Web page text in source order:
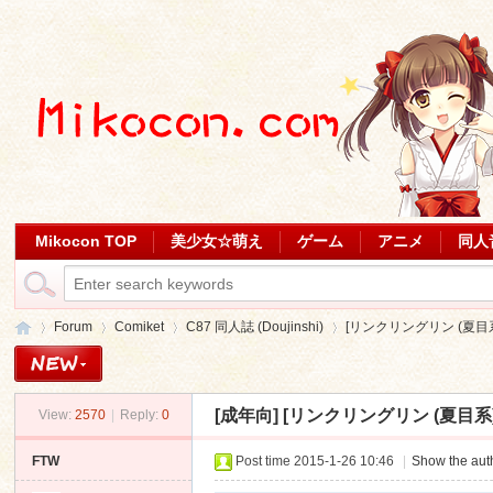
Mikocon TOP 美少女☆萌え ゲーム アニメ 同人
Forum
›
Comiket
›
C87 同人誌 (Doujinshi)
›
[リンクリングリン (夏
View: 2570 Reply: 0 [成年向] [リンクリングリン (夏目
FTW Post time 2015-1-26 10:46 Show the